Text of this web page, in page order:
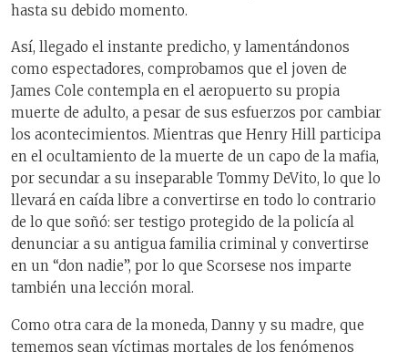
hasta su debido momento.
Así, llegado el instante predicho, y lamentándonos
como espectadores, comprobamos que el joven de
James Cole contempla en el aeropuerto su propia
muerte de adulto, a pesar de sus esfuerzos por cambiar
los acontecimientos. Mientras que Henry Hill participa
en el ocultamiento de la muerte de un capo de la mafia,
por secundar a su inseparable Tommy DeVito, lo que lo
llevará en caída libre a convertirse en todo lo contrario
de lo que soñó: ser testigo protegido de la policía al
denunciar a su antigua familia criminal y convertirse
en un “don nadie”, por lo que Scorsese nos imparte
también una lección moral.
Como otra cara de la moneda, Danny y su madre, que
tememos sean víctimas mortales de los fenómenos